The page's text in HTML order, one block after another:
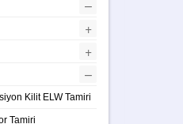
–
+
+
–
Kilit ELW Tamiri
Tamiri